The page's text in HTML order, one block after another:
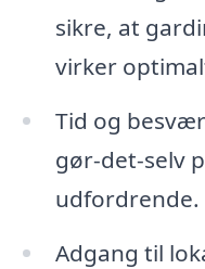
sikre, at
virker
Tid og
gør-det-selv
udfordrende.
Adgang til